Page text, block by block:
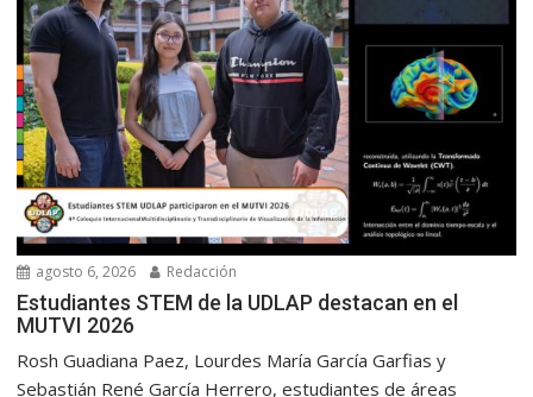
agosto 6, 2026 Redacción
Estudiantes STEM de la UDLAP destacan en el
MUTVI 2026
Rosh Guadiana Paez, Lourdes María García Garfias y
Sebastián René García Herrero, estudiantes de áreas